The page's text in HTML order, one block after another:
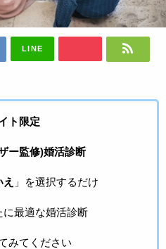
LINE
ト限定
ー監修)婚活診断
」を選択するだけ
に最適な婚活診断
みてください